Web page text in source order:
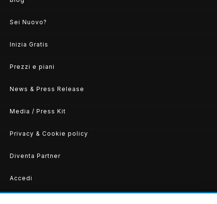
Sei Nuovo?
Inizia Gratis
Prezzi e piani
News & Press Release
Media / Press Kit
Privacy & Cookie policy
Diventa Partner
Accedi